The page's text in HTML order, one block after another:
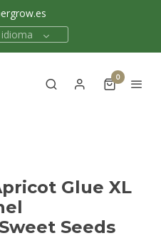
0
Glue XL
Seeds